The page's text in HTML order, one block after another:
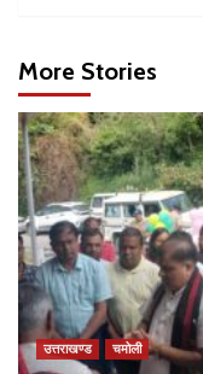
More Stories
उत्तराखण्ड चमोली